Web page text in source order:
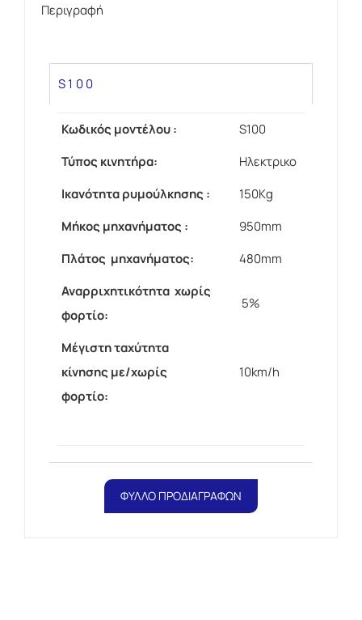
Περιγραφή
S100
Κωδικός μοντέλου :
S100
Τύπος κινητήρα:
Ηλεκτρικο
Ικανότητα ρυμούλκησης :
150Kg
Μήκος μηχανήματος :
950mm
Πλάτος μηχανήματος:
480mm
Αναρριχητικότητα χωρίς
φορτίο:
5%
Μέγιστη ταχύτητα
κίνησης με/χωρίς
φορτίο:
10km/h
ΦΥΛΛΟ ΠΡΟΔΙΑΓΡΑΦΩΝ